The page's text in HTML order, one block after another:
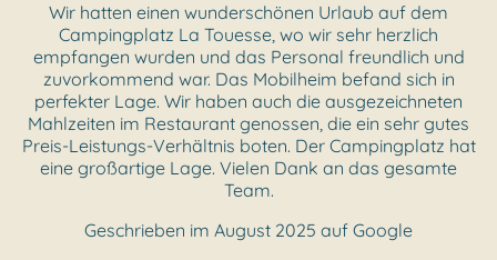
Wir hatten einen wunderschönen Urlaub auf dem
Campingplatz La Touesse, wo wir sehr herzlich
empfangen wurden und das Personal freundlich und
zuvorkommend war. Das Mobilheim befand sich in
perfekter Lage. Wir haben auch die ausgezeichneten
Mahlzeiten im Restaurant genossen, die ein sehr gutes
Preis-Leistungs-Verhältnis boten. Der Campingplatz hat
eine großartige Lage. Vielen Dank an das gesamte
Team.
Geschrieben im August 2025 auf Google